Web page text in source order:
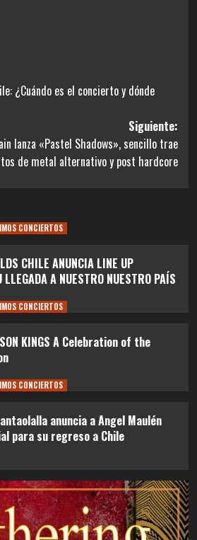
¿Cuándo es el concierto y dónde
Siguiente:
lanza «Pastel Shadows», sencillo trae
de metal alternativo y post hardcore
CONCIERTOS
CHILE ANUNCIA LINE UP
A NUESTRO NUESTRO PAÍS
CONCIERTOS
KINGS A Celebration of the
CONCIERTOS
anuncia a Angel Maulén
para su regreso a Chile